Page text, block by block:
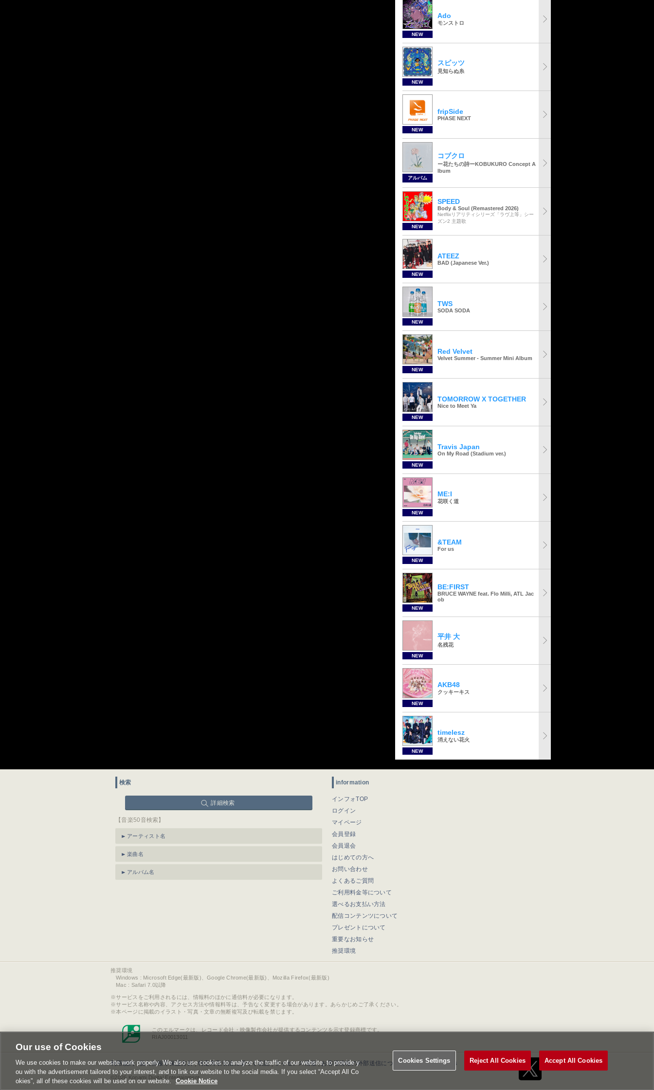
NEW
Ado
モンストロ
NEW
スピッツ
見知らぬ糸
NEW
fripSide
PHASE NEXT
アルバム
コブクロ
ー花たちの詩ーKOBUKURO Concept A
lbum
NEW
SPEED
Body & Soul (Remastered 2026)
Netflixリアリティシリーズ「ラヴ上等」シー
ズン2 主題歌
NEW
ATEEZ
BAD (Japanese Ver.)
NEW
TWS
SODA SODA
NEW
Red Velvet
Velvet Summer - Summer Mini Album
NEW
TOMORROW X TOGETHER
Nice to Meet Ya
NEW
Travis Japan
On My Road (Stadium ver.)
NEW
ME:I
花咲く道
NEW
&TEAM
For us
NEW
BE:FIRST
BRUCE WAYNE feat. Flo Milli, ATL Jac
ob
NEW
平井 大
名残花
NEW
AKB48
クッキーキス
NEW
timelesz
消えない花火
検索
詳細検索
【音楽50音検索】
アーティスト名
楽曲名
アルバム名
information
インフォTOP
ログイン
マイページ
会員登録
会員退会
はじめての方へ
お問い合わせ
よくあるご質問
ご利用料金等について
選べるお支払い方法
配信コンテンツについて
プレゼントについて
重要なお知らせ
推奨環境
推奨環境
Windows : Microsoft Edge(最新版)、Google Chrome(最新版)、Mozilla Firefox(最新版)
Mac : Safari 7.0以降
サービスをご利用されるには、情報料のほかに通信料が必要になります。
サービス名称や内容、アクセス方法や情報料等は、予告なく変更する場合があります。あらかじめご了承ください。
本ページに掲載のイラスト・写真・文章の無断複写及び転載を禁じます。
このエルマークは、レコード会社・映像製作会社が提供するコンテンツを示す登録商標です。
RIAJ00013011
利用規約|個人情報等保護方針|特定商取引法に基づく表記|ライセンス情報|お客様情報の外部送信について|Cookies Settings
©2026 Konami Digital Entertainment
Our use of Cookies
We use cookies to make our website work properly. We also use cookies to analyze the traffic of our website, to provide y
ou with the advertisement tailored to your interest, and to link our website to the social media. If you select “Accept All Co
okies”, all of these cookies will be used on our website. Cookie Notice
Cookies Settings Reject All Cookies Accept All Cookies